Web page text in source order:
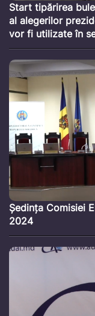
Start tipărirea
al alegerilor
vor fi utilizate în
Ședința Comisiei
2024